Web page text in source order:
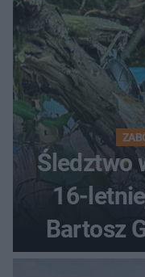
Śledztwo
16-
Bartosz